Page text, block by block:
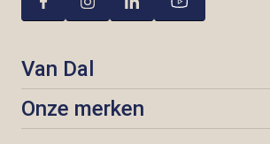
Van Dal
Onze merken